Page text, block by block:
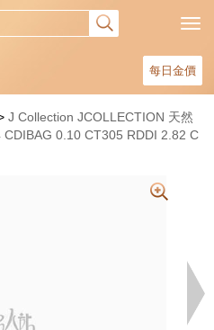
每日金價
J Collection JCOLLECTION 天然
0.10 CT305 RDDI 2.82 C